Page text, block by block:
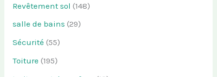
Revêtement sol (148)
salle de bains (29)
Sécurité (55)
Toiture (195)